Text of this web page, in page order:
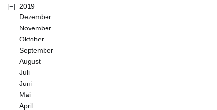
2019
Dezember
November
Oktober
September
August
Juli
Juni
Mai
April